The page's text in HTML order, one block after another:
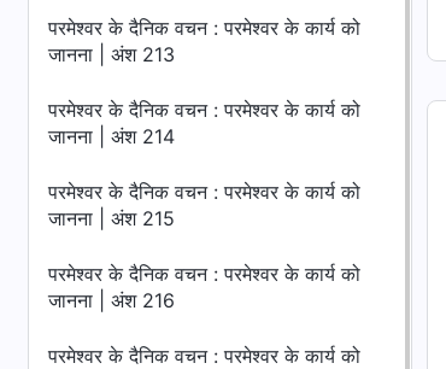
परमेश्वर के दैनिक वचन : परमेश्वर के कार्य को
जानना | अंश 213
परमेश्वर के दैनिक वचन : परमेश्वर के कार्य को
जानना | अंश 214
परमेश्वर के दैनिक वचन : परमेश्वर के कार्य को
जानना | अंश 215
परमेश्वर के दैनिक वचन : परमेश्वर के कार्य को
जानना | अंश 216
परमेश्वर के दैनिक वचन : परमेश्वर के कार्य को